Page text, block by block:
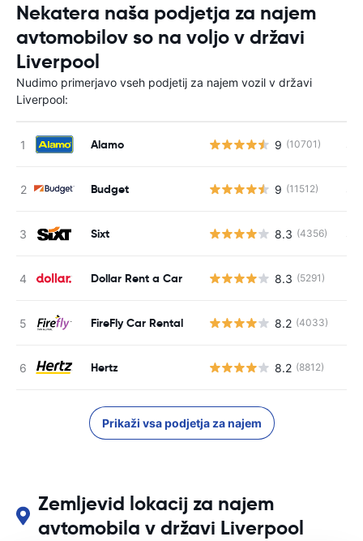
Nekatera naša podjetja za najem
avtomobilov so na voljo v državi
Liverpool
Nudimo primerjavo vseh podjetij za najem vozil v državi
Liverpool:
Alamo 9 (10701)
Budget 9 (11512)
Sixt 8.3 (4356)
Dollar Rent a Car 8.3 (5291)
FireFly Car Rental 8.2 (4033)
Hertz 8.2 (8812)
Prikaži vsa podjetja za najem
Zemljevid lokacij za najem
avtomobila v državi Liverpool